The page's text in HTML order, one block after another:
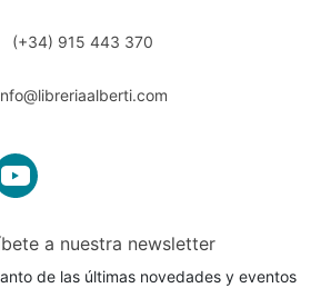
(+34) 915 443 370
a nuestra newsletter
de las últimas novedades y eventos